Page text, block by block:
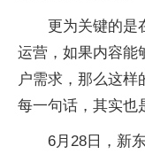
更为关键的是
运营，如果内容能
户需求，那么这样
每一句话，其实也
6月28日，新